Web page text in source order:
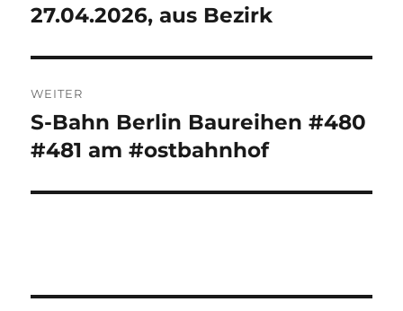
27.04.2026, aus Bezirk
WEITER
Nächster
Beitrag:
S-Bahn Berlin Baureihen #480
#481 am #ostbahnhof